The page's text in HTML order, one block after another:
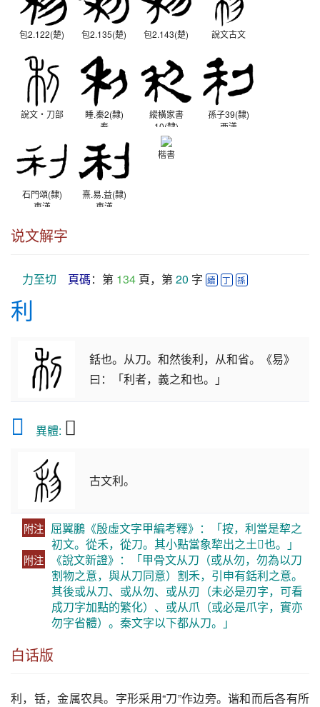
包2.122(楚) 包2.135(楚) 包2.143(楚) 說文古文
說文‧刀部
睡.秦2(隸)
秦
縱橫家書
10(隸)
西漢
孫子39(隸)
西漢
石門頌(隸)
東漢
熹.易.益(隸)
東漢
楷書
说文解字
力至切 頁碼：第 134 頁，第 20 字 續 丁 孫
利
銛也。从刀。和然後利，从和省。《易》
曰：「利者，義之和也。」
𥝤 異體: 𥝢
古文利。
附注 屈翼鵬《殷虛文字甲編考釋》：「按，利當是犂之
初文。從禾，從刀。其小點當象犂出之土𠙹也。」
附注
《說文新證》：「甲骨文从刀（或从勿，勿為以刀
割物之意，與从刀同意）割禾，引申有銛利之意。
其後或从刀、或从勿、或从刃（未必是刃字，可看
成刀字加點的繁化）、或从爪（或必是爪字，實亦
勿字省體）。秦文字以下都从刀。」
白话版
利，铦，金属农具。字形采用“刀”作边旁。谐和而后各有所